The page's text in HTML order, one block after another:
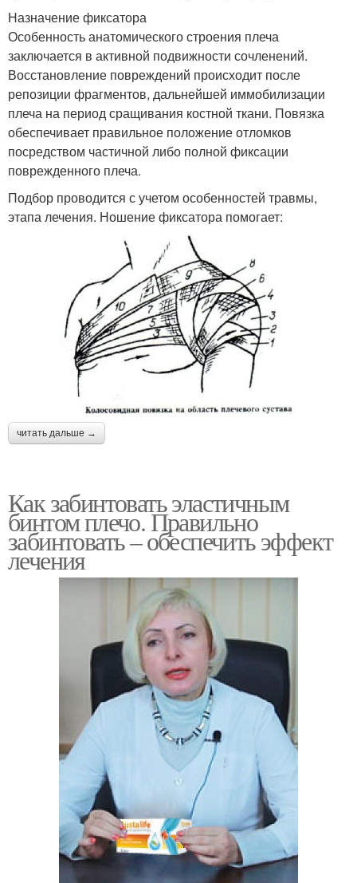
Назначение фиксатора
Особенность анатомического строения плеча
заключается в активной подвижности сочленений.
Восстановление повреждений происходит после
репозиции фрагментов, дальнейшей иммобилизации
плеча на период сращивания костной ткани. Повязка
обеспечивает правильное положение отломков
посредством частичной либо полной фиксации
поврежденного плеча.
Подбор проводится с учетом особенностей травмы,
этапа лечения. Ношение фиксатора помогает:
читать дальше →
Как забинтовать эластичным
бинтом плечо. Правильно
забинтовать – обеспечить эффект
лечения